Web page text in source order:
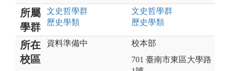
所屬
學群
文史哲學群
歷史學類
文史哲學群
歷史學類
所在
校區
資料準備中
校本部
701 臺南市東區大學路